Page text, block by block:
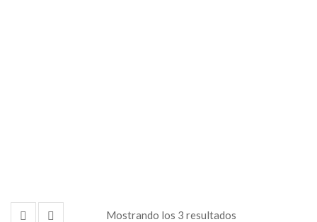
Mostrando los 3 resultados